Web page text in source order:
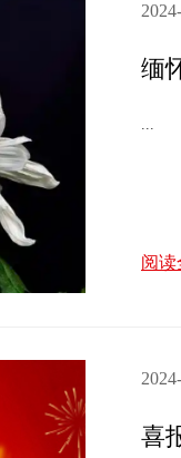
缅
...
阅读
喜